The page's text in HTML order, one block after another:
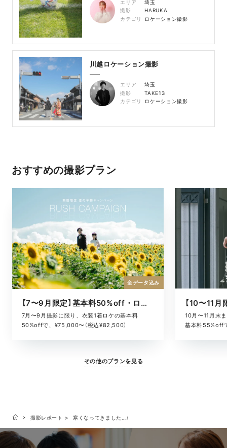
エリア
埼玉
撮影
HARUKA
カテゴリ
ロケーション撮影
川越ロケーション撮影
エリア
埼玉
撮影
TAKE13
カテゴリ
ロケーション撮影
おすすめの撮影プラン
【7〜9月限定】基本料50%off・ロケキャンペーン
7月〜9月撮影に限り、衣装1着ロケの基本料
50%offで、¥75,000〜（税込¥82,500）
全データ込み
10月〜11月末
基本料55%off
その他のプランを見る
撮影レポート 寒くなってきました…♪